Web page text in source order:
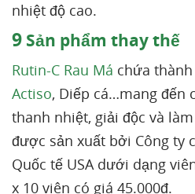
nhiệt độ cao.
9 Sản phẩm thay thế
Rutin-C Rau Má chứa
Actiso, Diếp cá…mang đến
thanh nhiệt, giải độc và
được sản xuất bởi Công ty
Quốc tế USA dưới dạng
x 10 viên có giá 45.000đ.